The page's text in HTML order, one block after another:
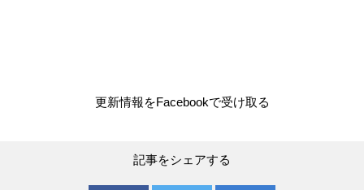
更新情報をFacebookで受け取る
記事をシェアする